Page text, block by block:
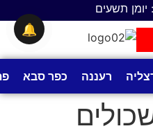
יומן תשעים
רעננה כפר סבא
🔔